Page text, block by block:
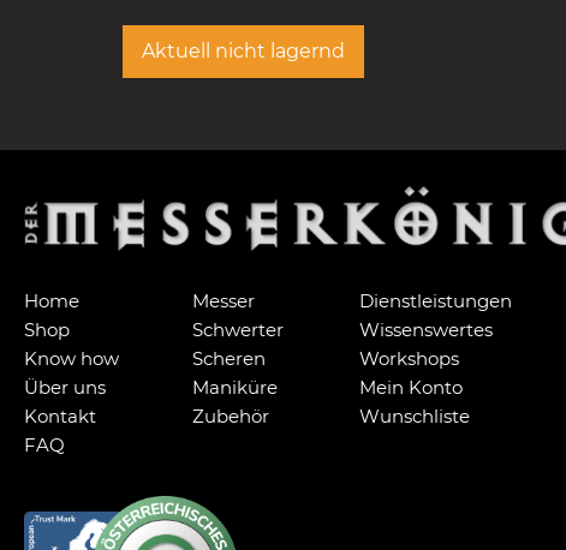
Aktuell nicht lagernd
Home
Shop
Know how
Über uns
Kontakt
FAQ
Messer
Schwerter
Scheren
Maniküre
Zubehör
Dienstleistungen
Wissenswertes
Workshops
Mein Konto
Wunschliste